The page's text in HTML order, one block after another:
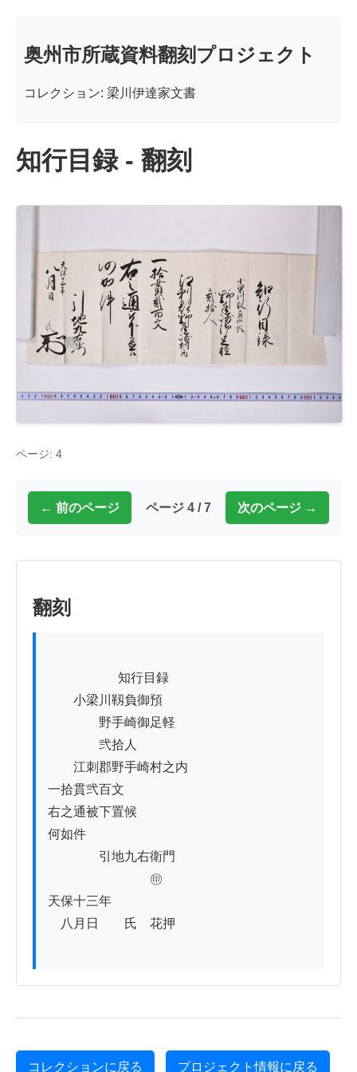
奥州市所蔵資料翻刻プロジェクト
コレクション: 梁川伊達家文書
知行目録 - 翻刻
ページ: 4
← 前のページ ページ 4 / 7 次のページ →
翻刻
小梁川靱負御預
野手崎御足軽
弐拾人
江刺郡野手崎村之内
一拾貫弐百文
右之通被下置候
何如件
引地九右衛門
㊞
天保十三年
八月日　　氏　花押
コレクションに戻る プロジェクト情報に戻る